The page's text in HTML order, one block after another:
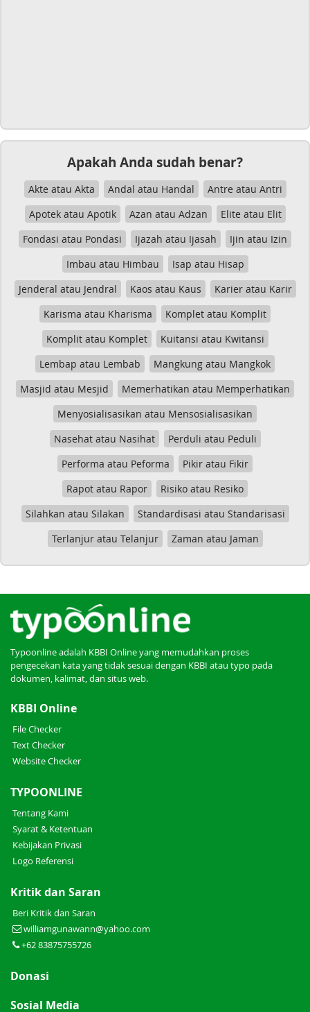
Apakah Anda sudah benar?
Akte atau Akta Andal atau Handal
Antre atau Antri
Apotek atau Apotik
Azan atau Adzan
Elite atau Elit
Fondasi atau Pondasi
Ijazah atau Ijasah
Ijin atau Izin
Imbau atau Himbau
Isap atau Hisap
Jenderal atau Jendral
Kaos atau Kaus
Karier atau Karir
Karisma atau Kharisma
Komplet atau Komplit
Komplit atau Komplet
Kuitansi atau Kwitansi
Lembap atau Lembab
Mangkung atau Mangkok
Masjid atau Mesjid
Memerhatikan atau Memperhatikan
Menyosialisasikan atau Mensosialisasikan
Nasehat atau Nasihat
Perduli atau Peduli
Performa atau Peforma
Pikir atau Fikir
Rapot atau Rapor
Risiko atau Resiko
Silahkan atau Silakan
Standardisasi atau Standarisasi
Terlanjur atau Telanjur
Zaman atau Jaman
Typoonline adalah KBBI Online yang memudahkan proses
pengecekan kata yang tidak sesuai dengan KBBI atau typo pada
dokumen, kalimat, dan situs web.
KBBI Online
File Checker
Text Checker
Website Checker
TYPOONLINE
Tentang Kami
Syarat & Ketentuan
Kebijakan Privasi
Logo Referensi
Kritik dan Saran
Beri Kritik dan Saran
williamgunawann@yahoo.com
+62 83875755726
Donasi
Sosial Media